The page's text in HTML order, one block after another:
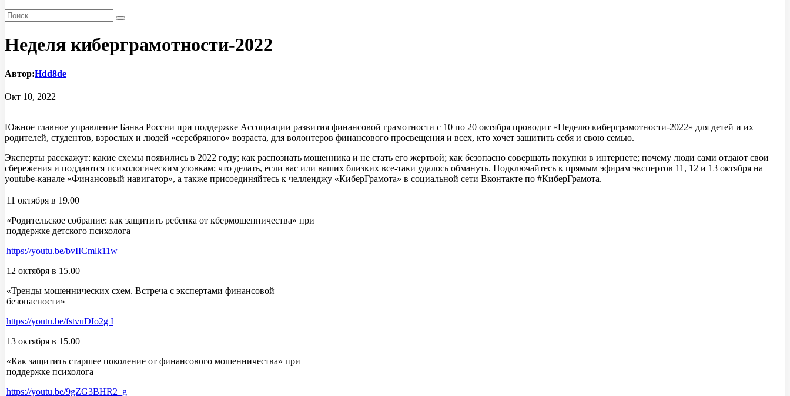
Неделя киберграмотности-2022
Автор:Hdd8de
Окт 10, 2022
Южное главное управление Банка России при поддержке Ассоциации развития финансовой грамотности с 10 по 20 октября проводит «Неделю киберграмотности-2022» для детей и их
родителей, студентов, взрослых и людей «серебряного» возраста, для волонтеров финансового просвещения и всех, кто хочет защитить себя и свою семью.
Эксперты расскажут: какие схемы появились в 2022 году; как распознать мошенника и не стать его жертвой; как безопасно совершать покупки в интернете; почему люди сами отдают свои
сбережения и поддаются психологическим уловкам; что делать, если вас или ваших близких все-таки удалось обмануть. Подключайтесь к прямым эфирам экспертов 11, 12 и 13 октября на
youtube-канале «Финансовый навигатор», а также присоединяйтесь к челленджу «КиберГрамота» в социальной сети Вконтакте по #КиберГрамота.
11 октября в 19.00
«Родительское собрание: как защитить ребенка от кбермошенничества» при
поддержке детского психолога
https://youtu.be/bvIICmlk11w
12 октября в 15.00
«Тренды мошеннических схем. Встреча с экспертами финансовой
безопасности»
https://youtu.be/fstvuDIo2g I
13 октября в 15.00
«Как защитить старшее поколение от финансового мошенничества» при
поддержке психолога
https://youtu.be/9gZG3BHR2_g